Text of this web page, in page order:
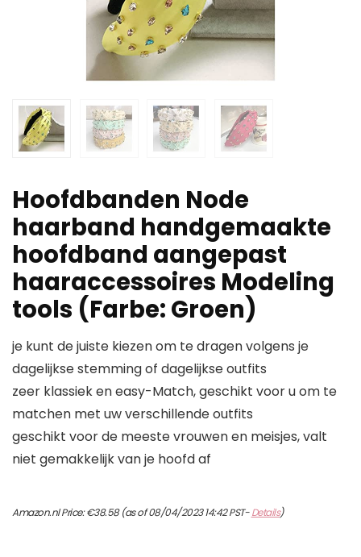
Hoofdbanden Node
haarband handgemaakte
hoofdband aangepast
haaraccessoires Modeling
tools (Farbe: Groen)
je kunt de juiste kiezen om te dragen volgens je
dagelijkse stemming of dagelijkse outfits
zeer klassiek en easy-Match, geschikt voor u om te
matchen met uw verschillende outfits
geschikt voor de meeste vrouwen en meisjes, valt
niet gemakkelijk van je hoofd af
Amazon.nl Price:€38.58(as of 08/04/2023 14:42 PST-Details)